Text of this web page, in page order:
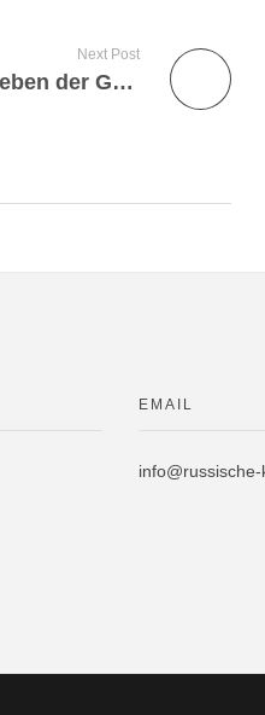
Next Post
September 2023. Aus dem Leben der Gedächtniskirche
EMAIL